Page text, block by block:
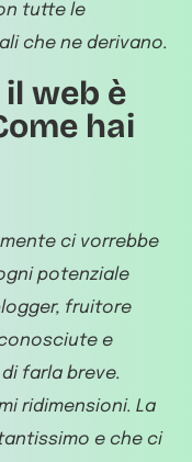
tutte le
che ne derivano.
il web è
hai
ci vorrebbe
potenziale
fruitore
e
farla breve.
ridimensioni. La
e che ci